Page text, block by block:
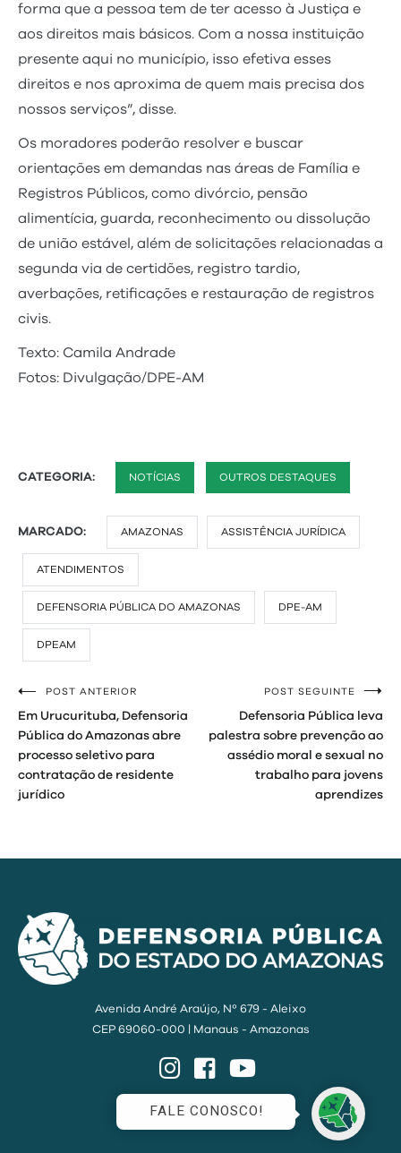
forma que a pessoa tem de ter acesso à Justiça e
aos direitos mais básicos. Com a nossa instituição
presente aqui no município, isso efetiva esses
direitos e nos aproxima de quem mais precisa dos
nossos serviços”, disse.
Os moradores poderão resolver e buscar
orientações em demandas nas áreas de Família e
Registros Públicos, como divórcio, pensão
alimentícia, guarda, reconhecimento ou dissolução
de união estável, além de solicitações relacionadas a
segunda via de certidões, registro tardio,
averbações, retificações e restauração de registros
civis.
Texto: Camila Andrade
Fotos: Divulgação/DPE-AM
CATEGORIA: NOTÍCIAS OUTROS DESTAQUES
MARCADO: AMAZONAS ASSISTÊNCIA JURÍDICA
ATENDIMENTOS
DEFENSORIA PÚBLICA DO AMAZONAS DPE-AM
DPEAM
Navegação
de
Post
POST ANTERIOR
Em Urucurituba, Defensoria
Pública do Amazonas abre
processo seletivo para
contratação de residente
jurídico
POST SEGUINTE
Defensoria Pública leva
palestra sobre prevenção ao
assédio moral e sexual no
trabalho para jovens
aprendizes
Avenida André Araújo, Nº 679 - Aleixo
CEP 69060-000 | Manaus - Amazonas
InstagramFacebook
FALE CONOSCO!